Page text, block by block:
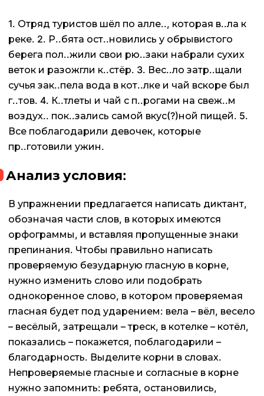
1. Отряд туристов шёл по алле.., которая в..ла к
реке. 2. Р..бята ост..новились у обрывистого
берега пол..жили свои рю..заки набрали сухих
веток и разожгли к..стёр. 3. Вес..ло затр..щали
сучья зак..пела вода в кот..лке и чай вскоре был
г..тов. 4. К..тлеты и чай с п..рогами на свеж..м
воздух.. пок..зались самой вкус(?)ной пищей. 5.
Все поблагодарили девочек, которые
пр..готовили ужин.
Анализ условия:
В упражнении предлагается написать диктант,
обозначая части слов, в которых имеются
орфограммы, и вставляя пропущенные знаки
препинания. Чтобы правильно написать
проверяемую безударную гласную в корне,
нужно изменить слово или подобрать
однокоренное слово, в котором проверяемая
гласная будет под ударением: вела – вёл, весело
– весёлый, затрещали – треск, в котелке – котёл,
показались – покажется, поблагодарили –
благодарность. Выделите корни в словах.
Непроверяемые гласные и согласные в корне
нужно запомнить: ребята, остановились,